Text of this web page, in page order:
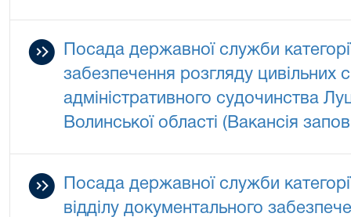
Посада державної служби
забезпечення розгляду цивільних
адміністративного судочинства
Волинської області (Вакансія
Посада державної служби
відділу документального